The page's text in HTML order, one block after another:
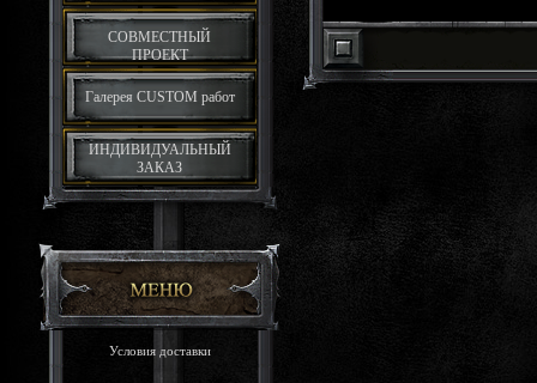
СОВМЕСТНЫЙ
ПРОЕКТ
Галерея CUSTOM работ
ИНДИВИДУАЛЬНЫЙ
ЗАКАЗ
Условия доставки